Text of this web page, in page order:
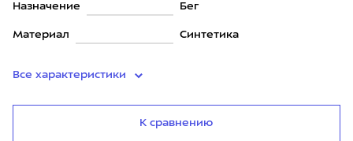
Назначение Бег
Материал Синтетика
Все характеристики
К сравнению